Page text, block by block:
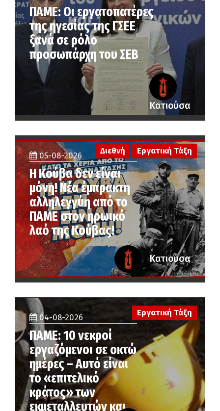
ΠΑΜΕ: Οι εργατοπατέρες
της ηγεσίας της ΓΣΕΕ
ξανά σε ρόλο
προσωπάρχη του ΣΕΒ
Κατιούσα
05-08-2026
Η Κούβα δεν είναι
μόνη! Νέα έμπρακτη
αλληλεγγύη από το
ΠΑΜΕ στον ηρωικό
λαό της Κούβας!
Διεθνή Εργατική Τάξη
Κατιούσα
04-08-2026
ΠΑΜΕ: 10 νεκροί
εργαζόμενοι σε οκτώ
ημέρες – Αυτό είναι
το «επιτελικό
κράτος» των
εκμεταλλευτών και
Εργατική Τάξη